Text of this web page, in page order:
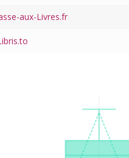
aux-Livres.fr